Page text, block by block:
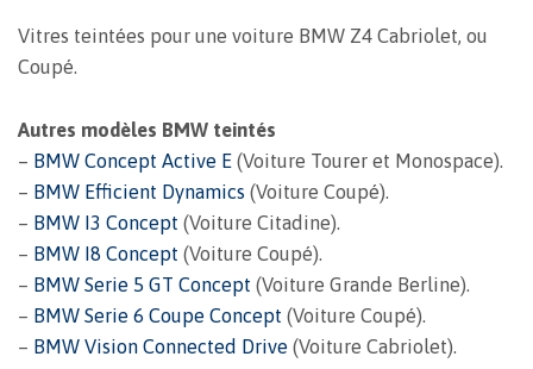
Vitres teintées pour une voiture BMW Z4 Cabriolet, ou
Coupé.
Autres modèles BMW teintés
– BMW Concept Active E (Voiture Tourer et Monospace).
– BMW Efficient Dynamics (Voiture Coupé).
– BMW I3 Concept (Voiture Citadine).
– BMW I8 Concept (Voiture Coupé).
– BMW Serie 5 GT Concept (Voiture Grande Berline).
– BMW Serie 6 Coupe Concept (Voiture Coupé).
– BMW Vision Connected Drive (Voiture Cabriolet).